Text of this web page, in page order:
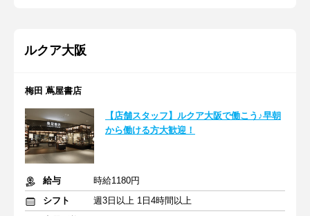
ルクア大阪
梅田 蔦屋書店
【店舗スタッフ】ルクア大阪で働こう♪早朝
から働ける方大歓迎！
給与
時給1180円
シフト
週3日以上 1日4時間以上